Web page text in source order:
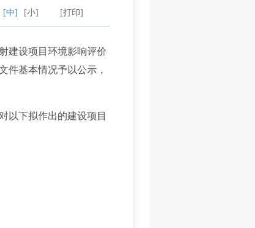
[打印]
[中] [小]
建设项目环境影响评价
件基本情况予以公示，
下拟作出的建设项目